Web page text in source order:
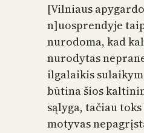
[Vilniaus
n]uosprendyje
nurodoma, kad
nurodytas
ilgalaikis
būtina šios
sąlyga, tačiau
motyvas